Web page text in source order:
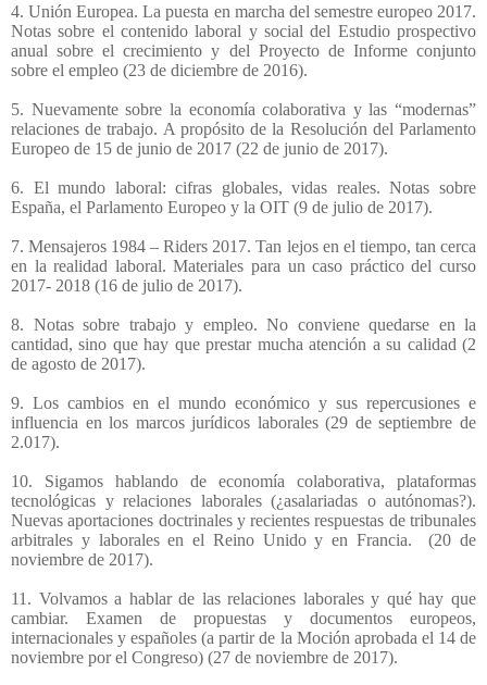
4. Unión Europea. La puesta en marcha del semestre europeo 2017.
Notas sobre el contenido laboral y social del Estudio prospectivo
anual sobre el crecimiento y del Proyecto de Informe conjunto
sobre el empleo (23 de diciembre de 2016).
5. Nuevamente sobre la economía colaborativa y las “modernas”
relaciones de trabajo. A propósito de la Resolución del Parlamento
Europeo de 15 de junio de 2017 (22 de junio de 2017).
6. El mundo laboral: cifras globales, vidas reales. Notas sobre
España, el Parlamento Europeo y la OIT (9 de julio de 2017).
7. Mensajeros 1984 – Riders 2017. Tan lejos en el tiempo, tan cerca
en la realidad laboral. Materiales para un caso práctico del curso
2017- 2018 (16 de julio de 2017).
8. Notas sobre trabajo y empleo. No conviene quedarse en la
cantidad, sino que hay que prestar mucha atención a su calidad (2
de agosto de 2017).
9. Los cambios en el mundo económico y sus repercusiones e
influencia en los marcos jurídicos laborales (29 de septiembre de
2.017).
10. Sigamos hablando de economía colaborativa, plataformas
tecnológicas y relaciones laborales (¿asalariadas o autónomas?).
Nuevas aportaciones doctrinales y recientes respuestas de tribunales
arbitrales y laborales en el Reino Unido y en Francia.
(20 de
noviembre de 2017).
11. Volvamos a hablar de las relaciones laborales y qué hay que
cambiar. Examen de propuestas y documentos europeos,
internacionales y españoles (a partir de la Moción aprobada el 14 de
noviembre por el Congreso) (27 de noviembre de 2017).